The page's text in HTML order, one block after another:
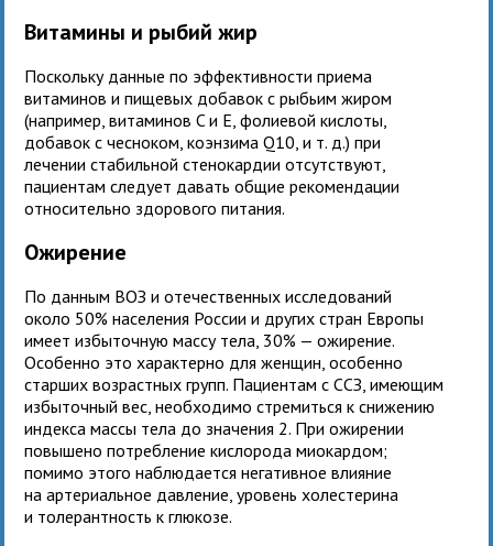
Витамины и рыбий жир
Поскольку данные по эффективности приема
витаминов и пищевых добавок с рыбьим жиром
(например, витаминов C и E, фолиевой кислоты,
добавок с чесноком, коэнзима Q10, и т. д.) при
лечении стабильной стенокардии отсутствуют,
пациентам следует давать общие рекомендации
относительно здорового питания.
Ожирение
По данным ВОЗ и отечественных исследований
около 50% населения России и других стран Европы
имеет избыточную массу тела, 30% — ожирение.
Особенно это характерно для женщин, особенно
старших возрастных групп. Пациентам с ССЗ, имеющим
избыточный вес, необходимо стремиться к снижению
индекса массы тела до значения 2. При ожирении
повышено потребление кислорода миокардом;
помимо этого наблюдается негативное влияние
на артериальное давление, уровень холестерина
и толерантность к глюкозе.